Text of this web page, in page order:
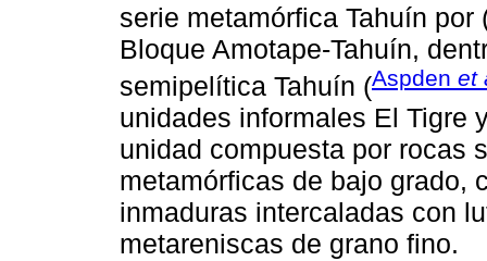
serie metamórfica Tahuín por
Bloque Amotape-Tahuín,
semipelítica Tahuín (Aspden et
unidades informales El Tigre
unidad compuesta por rocas
metamórficas de bajo grado,
inmaduras intercaladas con
metareniscas de grano fino.